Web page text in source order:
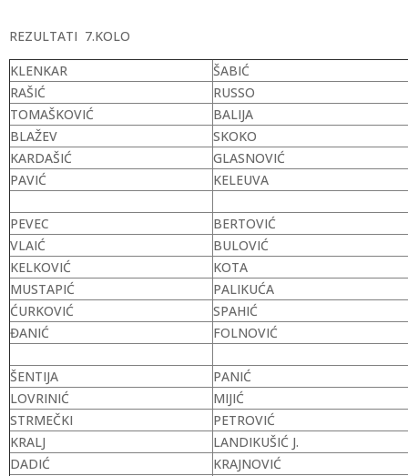
REZULTATI 7.KOLO
KLENKAR
ŠABIĆ
RAŠIĆ
RUSSO
TOMAŠKOVIĆ
BALIJA
BLAŽEV
SKOKO
KARDAŠIĆ
GLASNOVIĆ
PAVIĆ
KELEUVA
PEVEC
BERTOVIĆ
VLAIĆ
BULOVIĆ
KELKOVIĆ
KOTA
MUSTAPIĆ
PALIKUĆA
ĆURKOVIĆ
SPAHIĆ
ĐANIĆ
FOLNOVIĆ
ŠENTIJA
PANIĆ
LOVRINIĆ
MIJIĆ
STRMEČKI
PETROVIĆ
KRALJ
LANDIKUŠIĆ J.
DADIĆ
KRAJNOVIĆ